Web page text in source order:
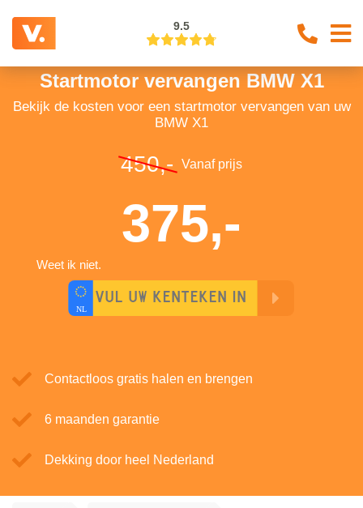
9.5
Startmotor vervangen BMW X1
Bekijk de kosten voor een startmotor vervangen van uw
BMW X1
450,- Vanaf prijs
375,-
Weet ik niet.
Contactloos gratis halen en brengen
6 maanden garantie
Dekking door heel Nederland